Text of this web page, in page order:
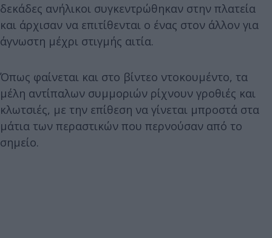
δεκάδες ανήλικοι συγκεντρώθηκαν στην πλατεία
και άρχισαν να επιτίθενται ο ένας στον άλλον για
άγνωστη μέχρι στιγμής αιτία.
Όπως φαίνεται και στο βίντεο ντοκουμέντο, τα
μέλη αντίπαλων συμμοριών ρίχνουν γροθιές και
κλωτσιές, με την επίθεση να γίνεται μπροστά στα
μάτια των περαστικών που περνούσαν από το
σημείο.